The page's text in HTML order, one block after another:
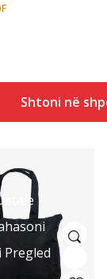
Shtoni në
Pregled